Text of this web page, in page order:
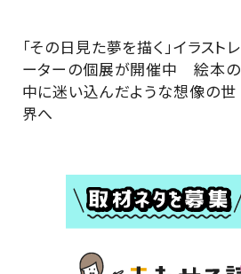
「その日見た夢を描く」イラストレ
ーターの個展が開催中 絵本の
中に迷い込んだような想像の世
界へ